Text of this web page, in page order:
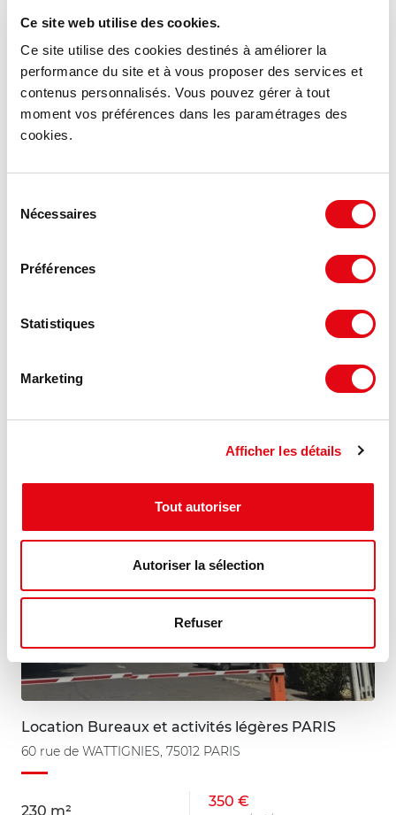
Ce site web utilise des cookies.
Ce site utilise des cookies destinés à améliorer la
performance du site et à vous proposer des services et
contenus personnalisés. Vous pouvez gérer à tout
moment vos préférences dans les paramétrages des
cookies.
Nécessaires
Préférences
Statistiques
Marketing
Afficher les détails
Tout autoriser
Autoriser la sélection
Refuser
NOUVEAUTÉ
Location Bureaux et activités légères PARIS
60 rue de WATTIGNIES, 75012 PARIS
Location Bureaux et activités légères PARIS
60 rue de WATTIGNIES, 75012 PARIS
230 m²
350 €